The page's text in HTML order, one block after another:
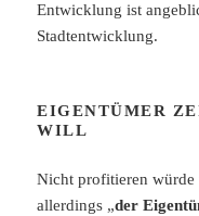
Entwicklung ist
Stadtentwicklung.
EIGENTÜMER
WILL
Nicht profitieren würde
allerdings „der